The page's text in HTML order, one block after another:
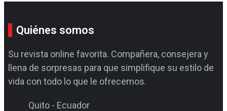
Quiénes somos
Su revista online favorita. Compañera, consejera y
llena de sorpresas para que simplifique su estilo de
vida con todo lo que le ofrecemos.
Quito - Ecuador